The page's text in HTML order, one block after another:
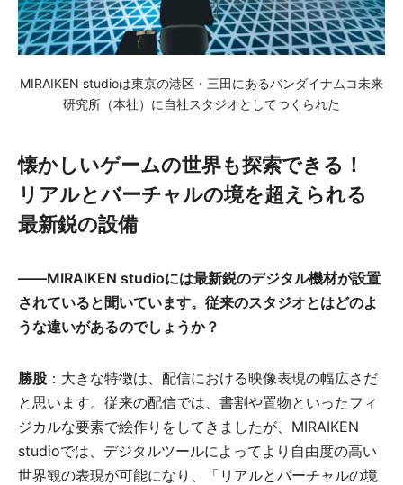
MIRAIKEN studioは東京の港区・三田にあるバンダイナムコ未来
研究所（本社）に自社スタジオとしてつくられた
懐かしいゲームの世界も探索できる！
リアルとバーチャルの境を超えられる
最新鋭の設備
――MIRAIKEN studioには最新鋭のデジタル機材が設置
されていると聞いています。従来のスタジオとはどのよ
うな違いがあるのでしょうか？
勝股 ：大きな特徴は、配信における映像表現の幅広さだ
と思います。従来の配信では、書割や置物といったフィ
ジカルな要素で絵作りをしてきましたが、MIRAIKEN
studioでは、デジタルツールによってより自由度の高い
世界観の表現が可能になり、「リアルとバーチャルの境